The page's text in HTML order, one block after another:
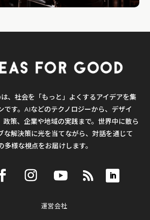
、社会を「もっと」よくするアイデアを集
です。AIなどのテクノロジーから、デザイ
政策、企業や地域の実践まで。世界中に散ら
な解決策に光を当てながら、対話を通じて
多様な視点をお届けします。
運営会社